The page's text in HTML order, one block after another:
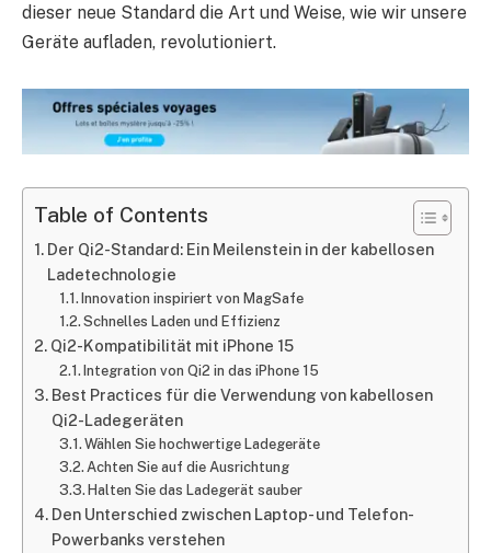
dieser neue Standard die Art und Weise, wie wir unsere
Geräte aufladen, revolutioniert.
Table of Contents
Der Qi2-Standard: Ein Meilenstein in der kabellosen
Ladetechnologie
Innovation inspiriert von MagSafe
Schnelles Laden und Effizienz
Qi2-Kompatibilität mit iPhone 15
Integration von Qi2 in das iPhone 15
Best Practices für die Verwendung von kabellosen
Qi2-Ladegeräten
Wählen Sie hochwertige Ladegeräte
Achten Sie auf die Ausrichtung
Halten Sie das Ladegerät sauber
Den Unterschied zwischen Laptop- und Telefon-
Powerbanks verstehen